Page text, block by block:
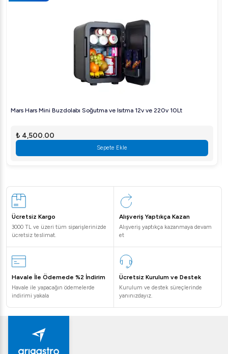
Mars Hars Mini Buzdolabı Soğutma ve Isıtma 12v ve 220v 10Lt
₺ 4,500.00
Sepete Ekle
Ücretsiz Kargo
3000 TL ve üzeri tüm siparişlerinizde
ücretsiz teslimat.
Alışveriş Yaptıkça Kazan
Alışveriş yaptıkça kazanmaya devam
et
Havale İle Ödemede %2 İndirim
Havale ile yapacağın ödemelerde
indirimi yakala
Ücretsiz Kurulum ve Destek
Kurulum ve destek süreçlerinde
yanınızdayız.